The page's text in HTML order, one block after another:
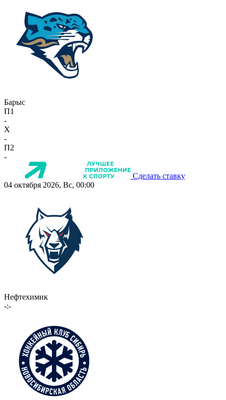
Барыс
П1
-
X
-
П2
-
Сделать ставку
04 октября 2026, Вс, 00:00
Нефтехимик
-:-